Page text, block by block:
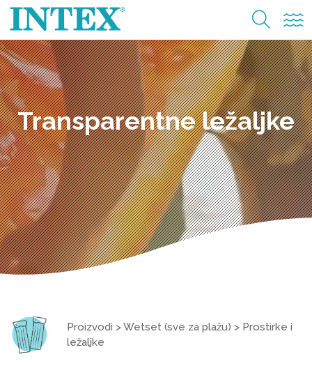
Transparentne ležaljke
Proizvodi >Wetset (sve za plažu) > Prostirke i
ležaljke